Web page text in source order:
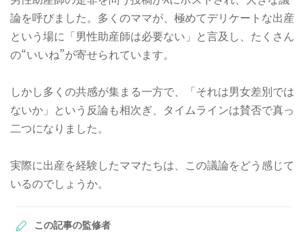
論を呼びました。多くのママが、極めてデリケートな出産
という場に「男性助産師は必要ない」と言及し、たくさん
の“いいね”が寄せられています。
しかし多くの共感が集まる一方で、「それは男女差別では
ないか」という反論も相次ぎ、タイムラインは賛否で真っ
二つになりました。
実際に出産を経験したママたちは、この議論をどう感じて
いるのでしょうか。
この記事の監修者